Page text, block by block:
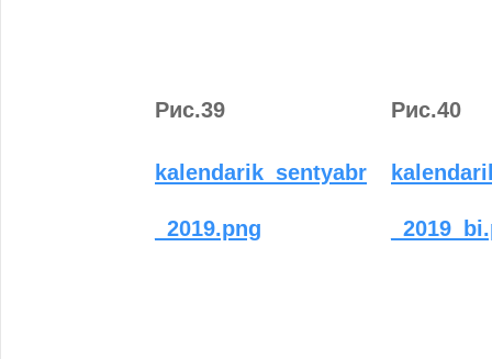
Рис.39
kalendarik_sentyabr
_2019.png
Рис.40